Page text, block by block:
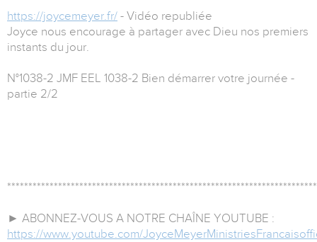
https://joycemeyer.fr/ - Vidéo republiée
Joyce nous encourage à partager avec Dieu nos premiers
instants du jour.
N°1038-2 JMF EEL 1038-2 Bien démarrer votre journée -
partie 2/2
► ABONNEZ-VOUS A NOTRE CHAÎNE YOUTUBE :
https://www.youtube.com/